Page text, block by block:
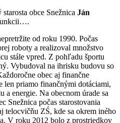
obce Snežnica Ján
od roku 1990. Počas
roboty a realizoval množstvo
stále vpred. Z pohľadu športu
Vybudoval na ihrisku budovu so
obec aj finančne
len priamo finančnými dotáciami,
a energie. Na obecnom úrade sa
Snežnica počas starostovania
telocvičňu ZŚ, kde sa okrem iného
V roku 2012 bolo z prostriedkov